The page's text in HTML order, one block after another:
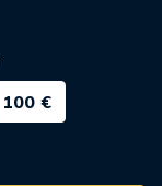
100 €